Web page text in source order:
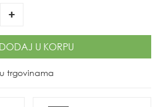
+
DODAJ U KORPU
trgovinama